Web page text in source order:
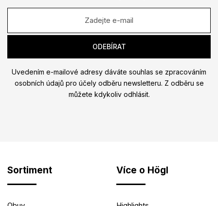
Uvedením e-mailové adresy dáváte souhlas se zpracováním
osobních údajů pro účely odběru newsletteru. Z odběru se
můžete kdykoliv odhlásit.
Sortiment Více o Högl